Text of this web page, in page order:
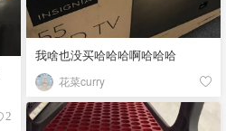
我啥也没买哈哈哈啊哈哈哈
花菜curry
2